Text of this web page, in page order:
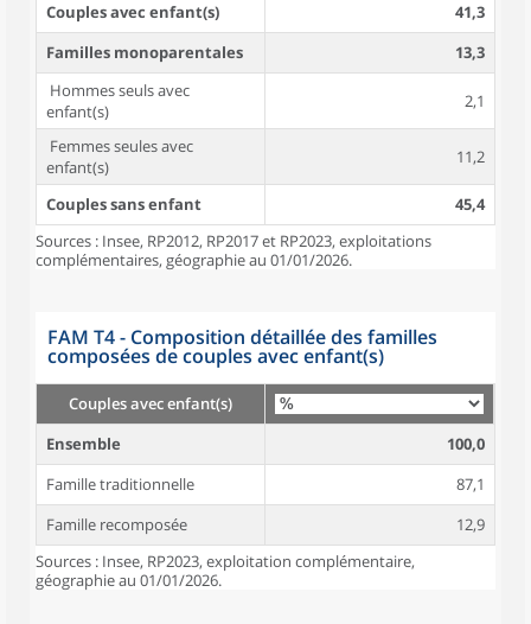
Couples avec enfant(s)
41,3
Familles monoparentales
13,3
Hommes seuls avec
enfant(s)
2,1
Femmes seules avec
enfant(s)
11,2
Couples sans enfant
45,4
Sources : Insee, RP2012, RP2017 et RP2023, exploitations
complémentaires, géographie au 01/01/2026.
FAM T4 - Composition détaillée des familles
composées de couples avec enfant(s)
Couples avec enfant(s)
Ensemble
100,0
Famille traditionnelle
87,1
Famille recomposée
12,9
Sources : Insee, RP2023, exploitation complémentaire,
géographie au 01/01/2026.